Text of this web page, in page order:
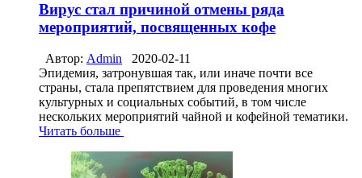
Вирус стал причиной отмены ряда
мероприятий, посвященных кофе
Автор: Admin
2020-02-11
Эпидемия, затронувшая так, или иначе почти все
страны, стала препятствием для проведения многих
культурных и социальных событий, в том числе
нескольких мероприятий чайной и кофейной тематики.
Читать больше